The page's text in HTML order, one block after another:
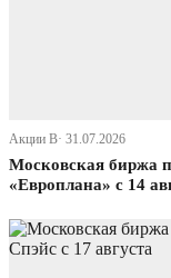
Акции В· 31.07.2026
Московская биржа
«Европлана» с 14